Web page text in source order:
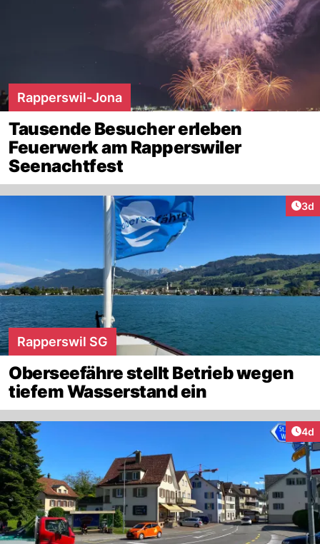
Rapperswil-Jona
Tausende Besucher erleben
Feuerwerk am Rapperswiler
Seenachtfest
3d
Rapperswil SG
Oberseefähre stellt Betrieb wegen
tiefem Wasserstand ein
4d